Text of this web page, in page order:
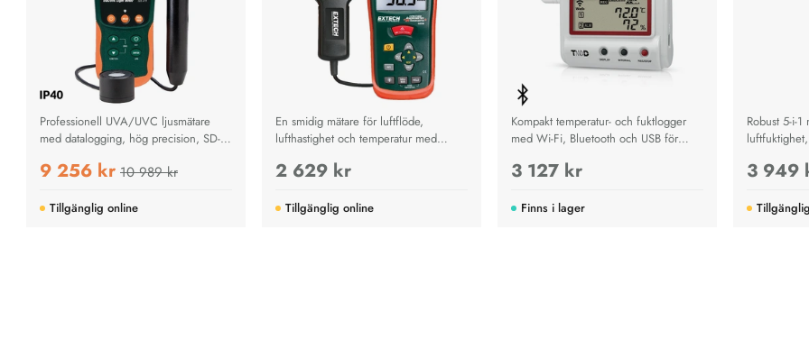
Professionell UVA/UVC ljusmätare
med datalogging, hög precision, SD-
industri och forskning.
9 256 kr 10 989 kr
Tillgänglig online
En smidig mätare för luftflöde,
lufthastighet och temperatur med
felsökning och optimering av
2 629 kr
Tillgänglig online
Kompakt temperatur- och fuktlogger
med Wi-Fi, Bluetooth och USB för
molnlagring.
3 127 kr
Finns i lager
Robust 5-i-
respons och
3 949